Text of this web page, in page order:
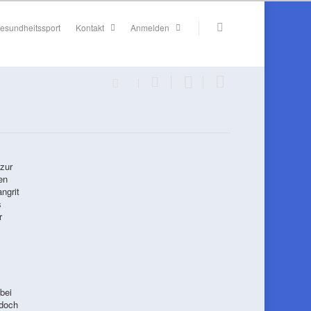
Kontakt Anmelden